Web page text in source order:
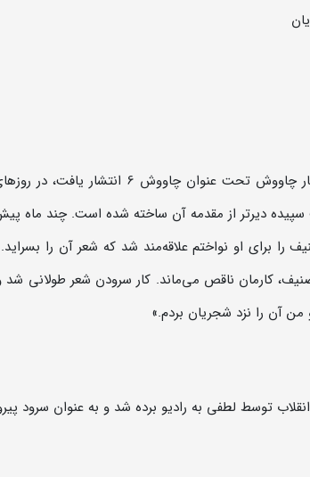
تصنیف سپیده که در مجموعه آثار چاووش
سپیده دیرتر از مقدمه آن ساخته شده است. چند ماه
را برای او نواختم علاقه‌مند شد که شعر آن را
کارمان ناقص می‌ماند. کار سرودن شعر طولانی شد
آن را نزد شجریان بردم.»
توسط لطفی به رادیو برده شد و به عنوان سرود